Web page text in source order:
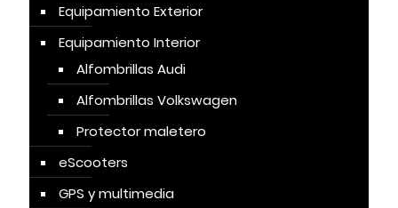
Equipamiento Exterior
Equipamiento Interior
Alfombrillas Audi
Alfombrillas Volkswagen
Protector maletero
eScooters
GPS y multimedia